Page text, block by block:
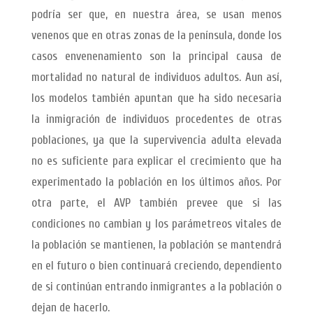
podría ser que, en nuestra área, se usan menos
venenos que en otras zonas de la península, donde los
casos envenenamiento son la principal causa de
mortalidad no natural de individuos adultos. Aun así,
los modelos también apuntan que ha sido necesaria
la inmigración de individuos procedentes de otras
poblaciones, ya que la supervivencia adulta elevada
no es suficiente para explicar el crecimiento que ha
experimentado la población en los últimos años. Por
otra parte, el AVP también prevee que si las
condiciones no cambian y los parámetreos vitales de
la población se mantienen, la población se mantendrá
en el futuro o bien continuará creciendo, dependiento
de si continúan entrando inmigrantes a la población o
dejan de hacerlo.